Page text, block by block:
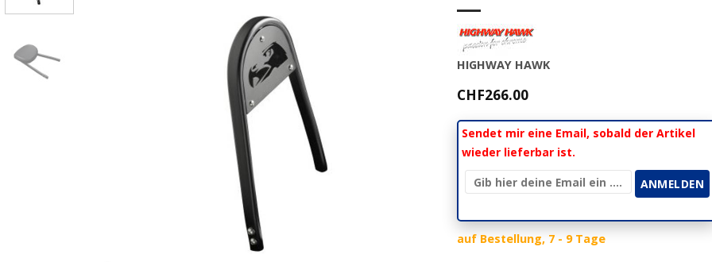
HIGHWAY HAWK
CHF266.00
Sendet mir eine Email, sobald der Artikel
wieder lieferbar ist.
auf Bestellung, 7 - 9 Tage